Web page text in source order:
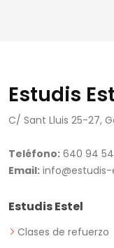
Estudis
C/ Sant Lluis 25-27,
Teléfono: 640 94
Email:
Estudis Estel
Clases de refuerzo